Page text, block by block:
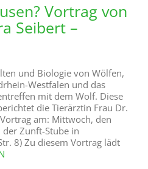
Vortrag von
Seibert –
und Biologie von Wölfen,
Westfalen und das
mit dem Wolf. Diese
die Tierärztin Frau Dr.
am: Mittwoch, den
Zunft-Stube in
8) Zu diesem Vortrag lädt